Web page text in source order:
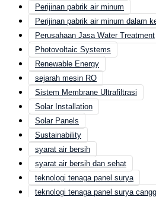
Perijinan pabrik air minum
Perijinan pabrik air minum dalam
Perusahaan Jasa Water Treatment
Photovoltaic Systems
Renewable Energy
sejarah mesin RO
Sistem Membrane Ultrafiltrasi
Solar Installation
Solar Panels
Sustainability
syarat air bersih
syarat air bersih dan sehat
teknologi tenaga panel surya
teknologi tenaga panel surya